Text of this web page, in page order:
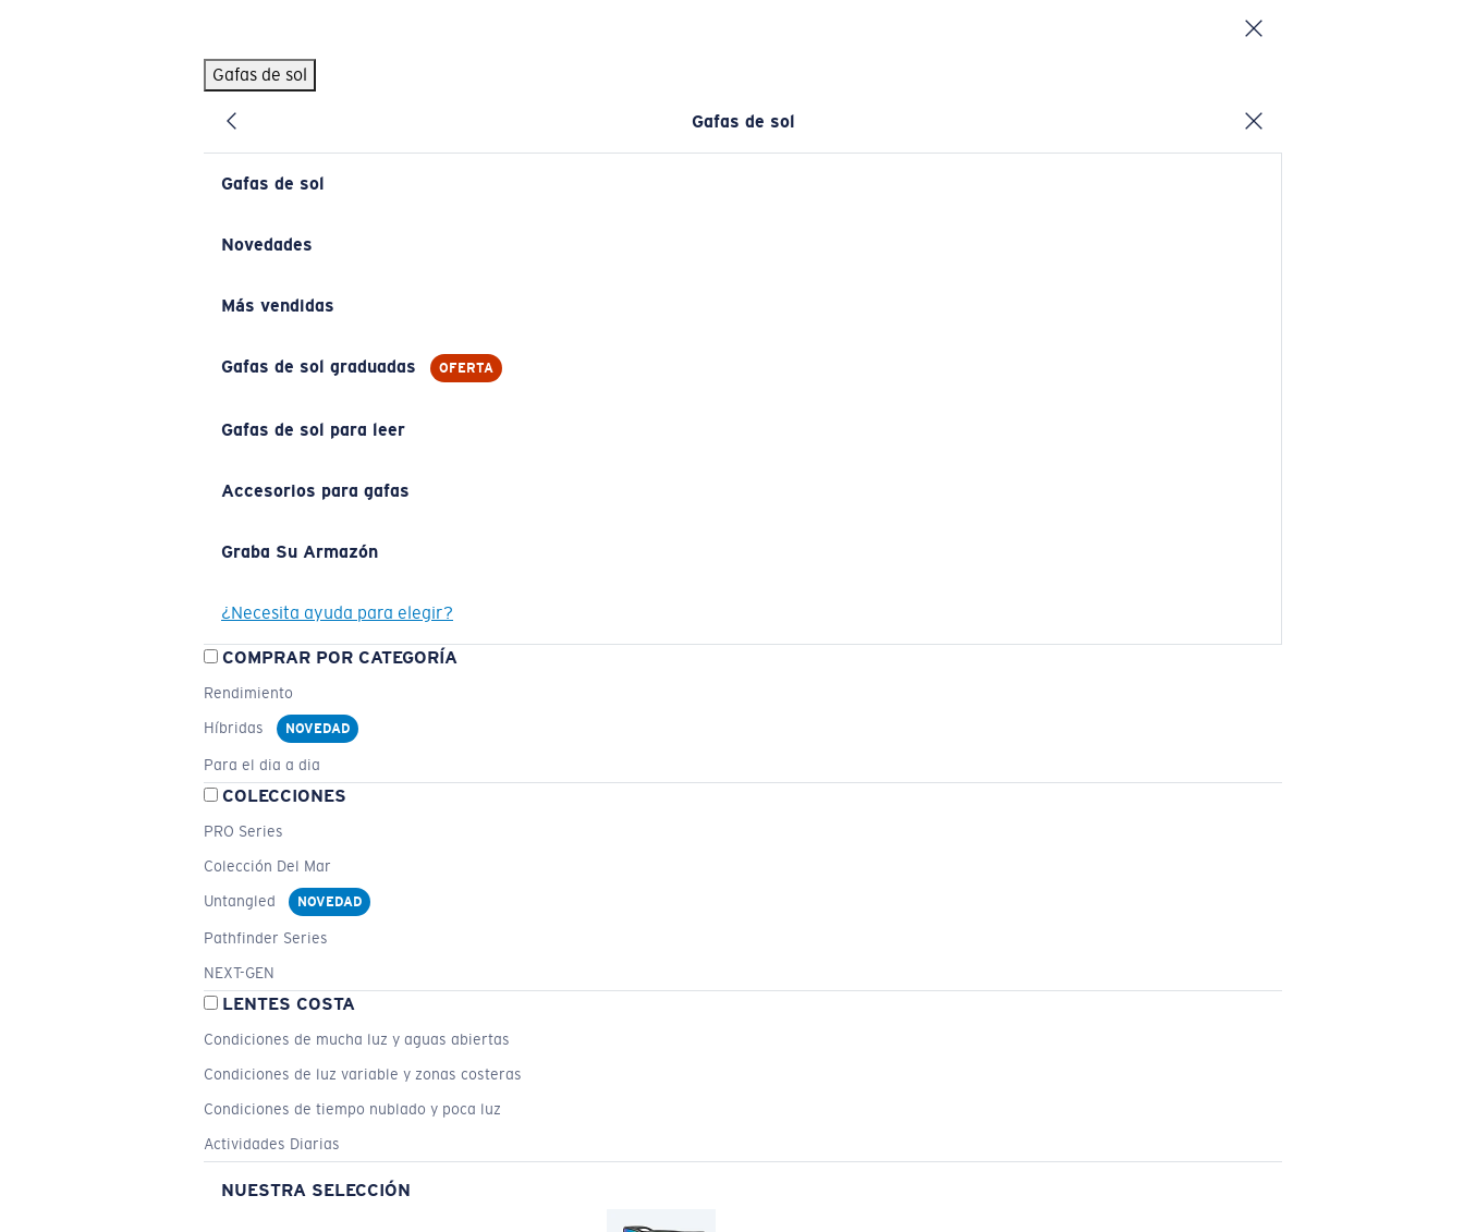
Gafas de sol
Gafas de sol
Gafas de sol
Novedades
Más vendidas
Gafas de sol graduadas OFERTA
Gafas de sol para leer
Accesorios para gafas
Graba Su Armazón
¿Necesita ayuda para elegir?
COMPRAR POR CATEGORÍA
Rendimiento
Híbridas
NOVEDAD
Para el dia a dia
COLECCIONES
PRO Series
Colección Del Mar
Untangled
NOVEDAD
Pathfinder Series
NEXT-GEN
LENTES COSTA
Condiciones de mucha luz y aguas abiertas
Condiciones de luz variable y zonas costeras
Condiciones de tiempo nublado y poca luz
Actividades Diarias
NUESTRA SELECCIÓN
BÚSQUEDAS POPULARES
Pilothouse PRO Limited Edition Pack
Gafas de sol personalizadas
Los más vendidos de gafas de sol